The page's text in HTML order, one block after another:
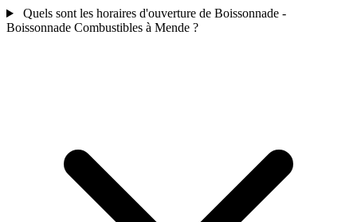
Quels sont les horaires d'ouverture de Boissonnade -
Boissonnade Combustibles à Mende ?